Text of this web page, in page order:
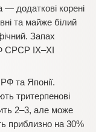
— додаткові корені
та майже білий
Запах
СРСР IX–XІ
та Японії.
тритерпенові
2–3, але може
приблизно на 30%